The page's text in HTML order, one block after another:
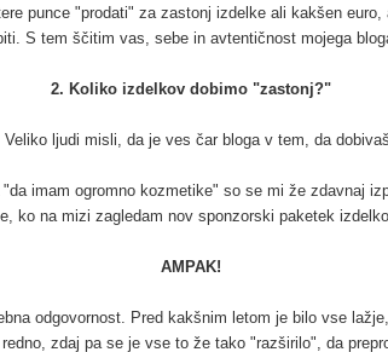
punce "prodati" za zastonj izdelke ali kakšen
S tem ščitim vas, sebe in avtentičnost mojega
2. Koliko izdelkov dobimo "zastonj?"
ljudi misli, da je ves čar bloga v tem, da
imam ogromno kozmetike" so se mi že zdavnaj
ko na mizi zagledam nov sponzorski paketek
AMPAK!
odgovornost. Pred kakšnim letom je bilo vse
zdaj pa se je vse to že tako "razširilo", da